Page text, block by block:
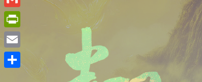
o
o
k
e
C
h
a
t
i
n
a
W
G
m
a
P
r
i
E